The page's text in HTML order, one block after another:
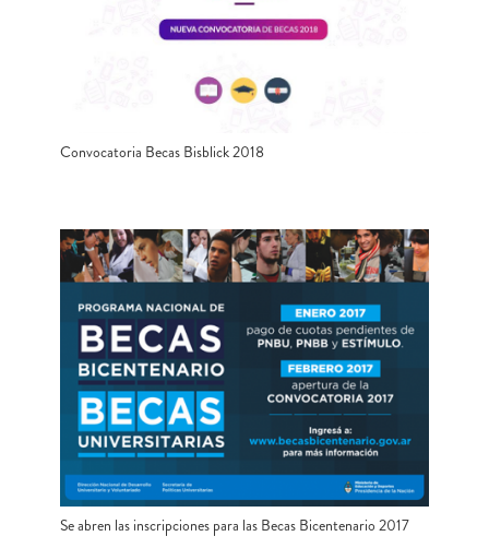
Convocatoria Becas Bisblick 2018
Se abren las inscripciones para las Becas Bicentenario 2017